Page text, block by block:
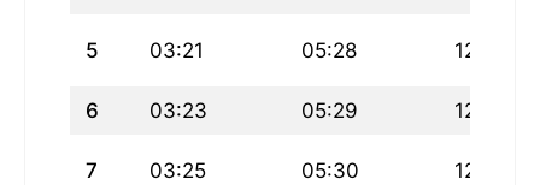
5 03:21 05:28 12:46
6 03:23 05:29 12:46
7 03:25 05:30 12:46